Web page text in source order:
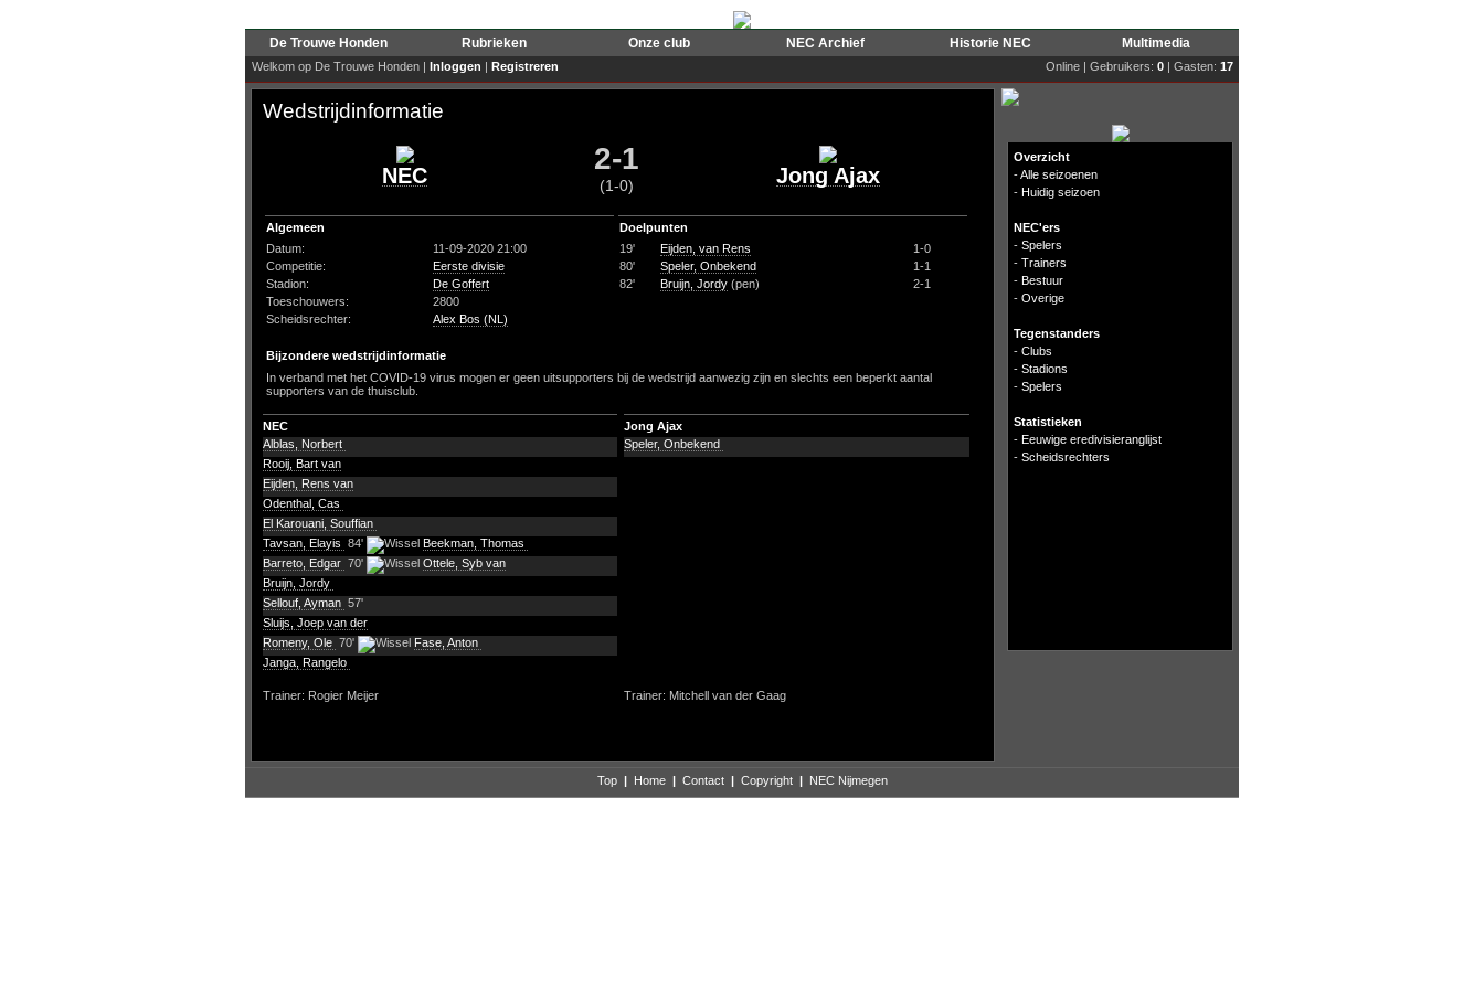
De Trouwe Honden Rubrieken Onze club NEC Archief Historie NEC Multimedia
Welkom op De Trouwe Honden | Inloggen | Registreren Online | Gebruikers: 0 | Gasten: 17
Wedstrijdinformatie
NEC 2-1
(1-0) Jong Ajax
Algemeen
Datum:
11-09-2020 21:00
Competitie:
Eerste divisie
Stadion:
De Goffert
Toeschouwers:
2800
Scheidsrechter:
Alex Bos (NL)
Doelpunten
19'
Eijden, van Rens
1-0
80'
Speler, Onbekend
1-1
82'
Bruijn, Jordy (pen) 2-1
Bijzondere wedstrijdinformatie
In verband met het COVID-19 virus mogen er geen uitsupporters bij de wedstrijd aanwezig zijn en slechts een beperkt aantal
supporters van de thuisclub.
NEC
Jong Ajax
Alblas, Norbert
Rooij, Bart van
Eijden, Rens van
Odenthal, Cas
El Karouani, Souffian
Tavsan, Elayis 84'
Beekman, Thomas
Barreto, Edgar 70'
Ottele, Syb van
Bruijn, Jordy
Sellouf, Ayman 57'
Sluijs, Joep van der
Romeny, Ole 70'
Fase, Anton
Janga, Rangelo
Speler, Onbekend
Trainer: Rogier Meijer Trainer: Mitchell van der Gaag
Overzicht
-Alle seizoenen
- Huidig seizoen
NEC'ers
- Spelers
- Trainers
- Bestuur
- Overige
Tegenstanders
- Clubs
- Stadions
- Spelers
Statistieken
- Eeuwige eredivisieranglijst
- Scheidsrechters
Top | Home | Contact | Copyright | NEC Nijmegen